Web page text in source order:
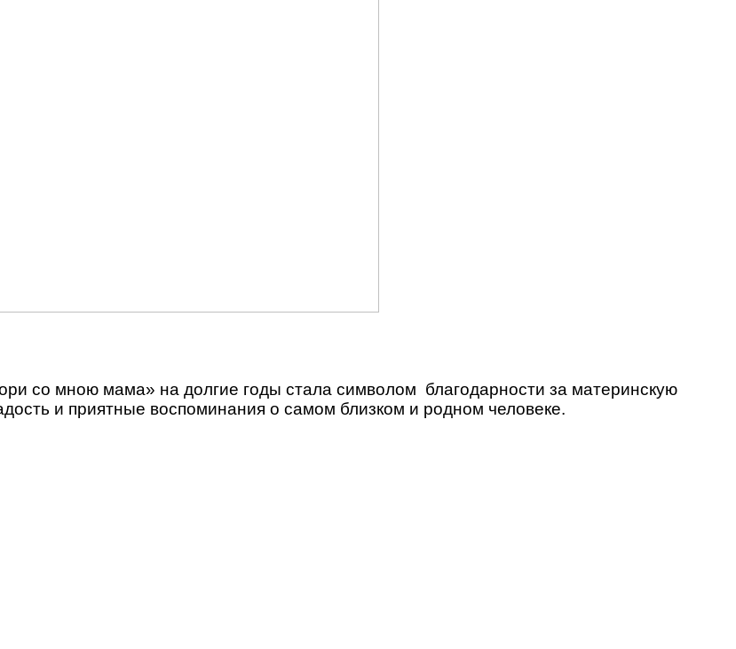
со мною мама» на долгие годы стала символом благодарности за материнскую
и приятные воспоминания о самом близком и родном человеке.